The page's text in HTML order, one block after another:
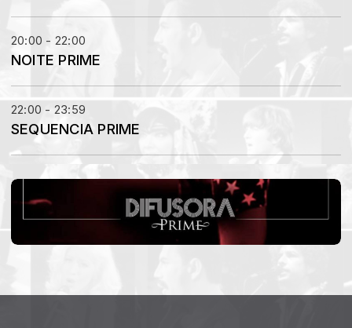
20:00 - 22:00
NOITE PRIME
22:00 - 23:59
SEQUENCIA PRIME